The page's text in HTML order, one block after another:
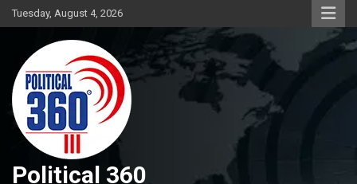
Skip
to
Tuesday, August 4, 2026
Political 360